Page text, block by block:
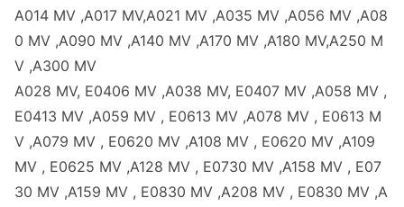
A014 MV ,A017 MV,A021 MV ,A035 MV ,A056 MV ,A08
0 MV ,A090 MV ,A140 MV ,A170 MV ,A180 MV,A250 M
V ,A300 MV
A028 MV, E0406 MV ,A038 MV, E0407 MV ,A058 MV ,
E0413 MV ,A059 MV , E0613 MV ,A078 MV , E0613 M
V ,A079 MV , E0620 MV ,A108 MV , E0620 MV ,A109
MV , E0625 MV ,A128 MV , E0730 MV ,A158 MV , E07
30 MV ,A159 MV , E0830 MV ,A208 MV , E0830 MV ,A